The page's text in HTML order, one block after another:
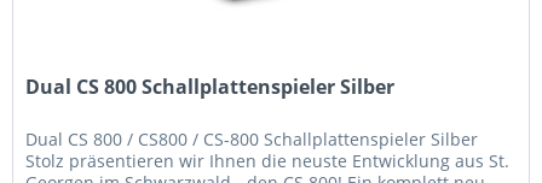
Dual CS 800 Schallplattenspieler Silber
Dual CS 800 / CS800 / CS-800 Schallplattenspieler Silber
Stolz präsentieren wir Ihnen die neuste Entwicklung aus St.